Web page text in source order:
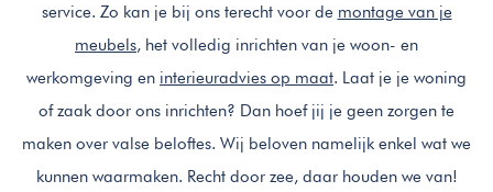
service. Zo kan je bij ons terecht voor de montage van je
meubels, het volledig inrichten van je woon- en
werkomgeving en interieuradvies op maat. Laat je je woning
of zaak door ons inrichten? Dan hoef jij je geen zorgen te
maken over valse beloftes. Wij beloven namelijk enkel wat we
kunnen waarmaken. Recht door zee, daar houden we van!